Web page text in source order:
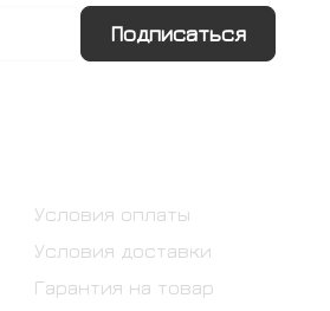
Подписаться
Условия оплаты
Условия доставки
Гарантия на товар